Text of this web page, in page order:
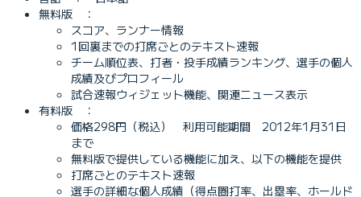
無料版 ：
スコア、ランナー情報
1回裏までの打席ごとのテキスト速報
チーム順位表、打者・投手成績ランキング、選手の個人
成績及びプロフィール
試合速報ウィジェット機能、関連ニュース表示
有料版 ：
価格298円（税込） 利用可能期間 2012年1月31日
まで
無料版で提供している機能に加え、以下の機能を提供
打席ごとのテキスト速報
選手の詳細な個人成績（得点圏打率、出塁率、ホールド